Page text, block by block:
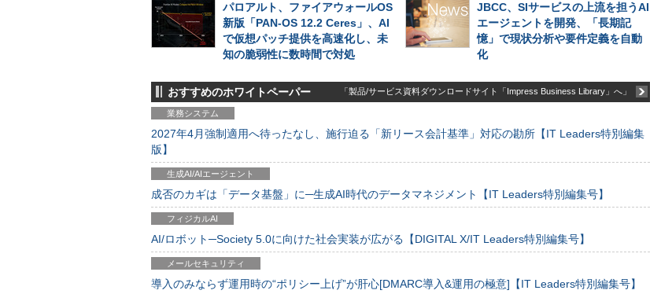
パロアルト、ファイアウォールOS
新版「PAN-OS 12.2 Ceres」、AI
で仮想パッチ提供を高速化し、未
知の脆弱性に数時間で対処
JBCC、SIサービスの上流を担うAI
エージェントを開発、「長期記
憶」で現状分析や要件定義を自動
化
おすすめのホワイトペーパー 「製品/サービス資料ダウンロードサイト「Impress Business Library」へ」
業務システム
2027年4月強制適用へ待ったなし、施行迫る「新リース会計基準」対応の勘所【IT Leaders特別編集
版】
生成AI/AIエージェント
成否のカギは「データ基盤」に─生成AI時代のデータマネジメント【IT Leaders特別編集号】
フィジカルAI
AI/ロボット─Society 5.0に向けた社会実装が広がる【DIGITAL X/IT Leaders特別編集号】
メールセキュリティ
導入のみならず運用時の“ポリシー上げ”が肝心[DMARC導入&運用の極意]【IT Leaders特別編集号】